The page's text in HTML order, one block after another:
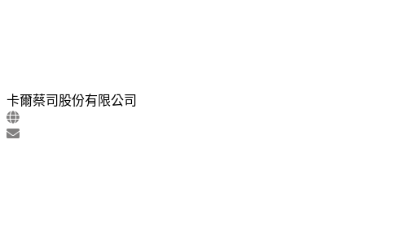
卡爾蔡司股份有限公司